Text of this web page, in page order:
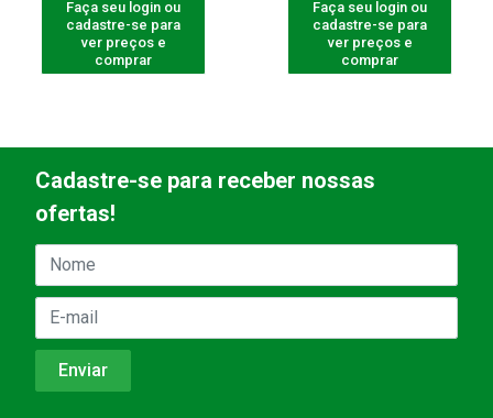
Faça seu login ou
cadastre-se para
ver preços e
comprar
Faça seu login ou
cadastre-se para
ver preços e
comprar
Cadastre-se para receber nossas
ofertas!